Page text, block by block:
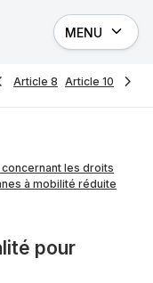
MENU
Article 8 Article 10
les droits
à mobilité réduite
pour